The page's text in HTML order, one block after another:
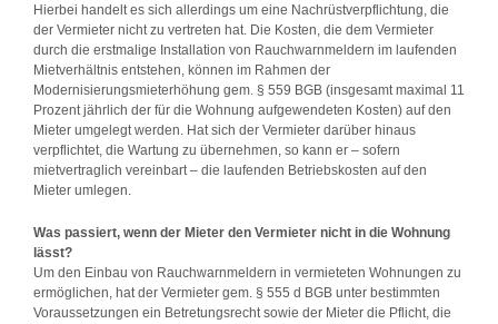
Hierbei handelt es sich allerdings um eine Nachrüstverpflichtung, die
der Vermieter nicht zu vertreten hat. Die Kosten, die dem Vermieter
durch die erstmalige Installation von Rauchwarnmeldern im laufenden
Mietverhältnis entstehen, können im Rahmen der
Modernisierungsmieterhöhung gem. § 559 BGB (insgesamt maximal 11
Prozent jährlich der für die Wohnung aufgewendeten Kosten) auf den
Mieter umgelegt werden. Hat sich der Vermieter darüber hinaus
verpflichtet, die Wartung zu übernehmen, so kann er – sofern
mietvertraglich vereinbart – die laufenden Betriebskosten auf den
Mieter umlegen.
Was passiert, wenn der Mieter den Vermieter nicht in die Wohnung
lässt?
Um den Einbau von Rauchwarnmeldern in vermieteten Wohnungen zu
ermöglichen, hat der Vermieter gem. § 555 d BGB unter bestimmten
Voraussetzungen ein Betretungsrecht sowie der Mieter die Pflicht, die